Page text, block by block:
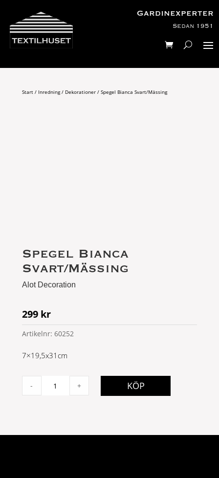
Gardinexperter
Sedan 1951
Start/ Inredning/ Dekorationer/ Spegel Bianca Svart/Mässing
Spegel Bianca
Svart/Mässing
Alot Decoration
299 kr
Artikelnr: 60252
7×19,5x31cm
- + KÖP